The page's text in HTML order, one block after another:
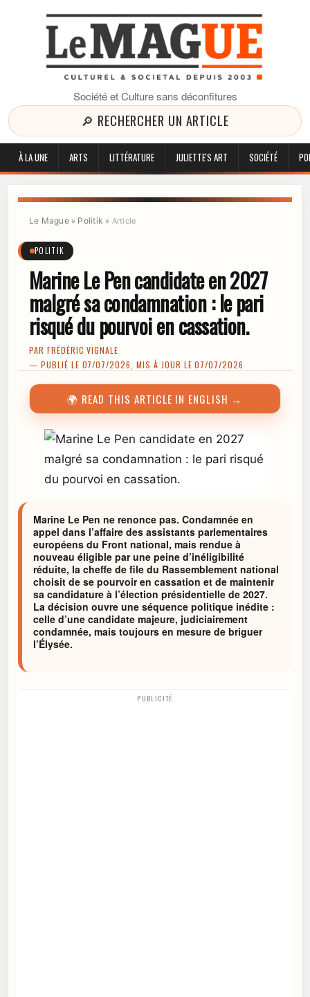
Société et Culture sans déconfitures
🔎 RECHERCHER UN ARTICLE
À LA UNE ARTS LITTÉRATURE JULIETTE'S ART SOCIÉTÉ
Le Mague» Politik » Article
POLITIK
Marine Le Pen candidate en 2027
malgré sa condamnation : le pari
risqué du pourvoi en cassation.
PAR FRÉDÉRIC VIGNALE
— PUBLIÉ LE 07/07/2026, MIS À JOUR LE 07/07/2026
🌍 READ THIS ARTICLE IN ENGLISH →
Marine Le Pen ne renonce pas. Condamnée en
appel dans l’affaire des assistants parlementaires
européens du Front national, mais rendue à
nouveau éligible par une peine d’inéligibilité
réduite, la cheffe de file du Rassemblement national
choisit de se pourvoir en cassation et de maintenir
sa candidature à l’élection présidentielle de 2027.
La décision ouvre une séquence politique inédite :
celle d’une candidate majeure, judiciairement
condamnée, mais toujours en mesure de briguer
l’Élysée.
PUBLICITÉ